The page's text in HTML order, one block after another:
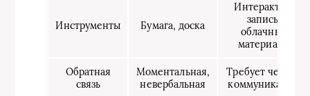
Инструменты Бумага, доска
Интерактив,
запись,
облачные
материалы
Обратная
связь
Моментальная,
невербальная
Требует четкой
коммуникации